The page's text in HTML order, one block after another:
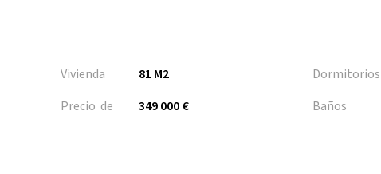
Vivienda
81 M2
Precio de
349 000 €
Dormitorios
Baños